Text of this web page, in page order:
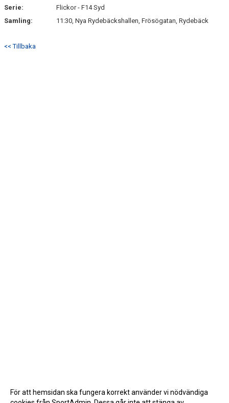
Serie:
Flickor - F14 Syd
Samling:
11:30, Nya Rydebäckshallen, Frösögatan, Rydebäck
<< Tillbaka
För att hemsidan ska fungera korrekt använder vi nödvändiga